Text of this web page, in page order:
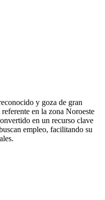
y goza de gran
en la zona Noroeste
en un recurso clave
empleo, facilitando su